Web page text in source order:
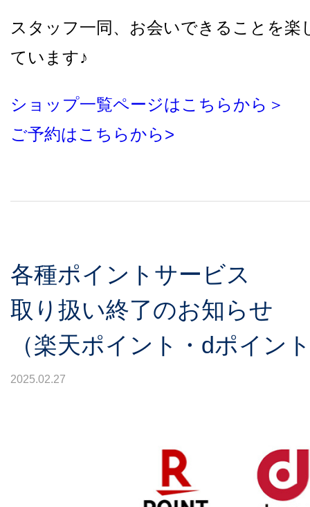
スタッフ一同、お会いできることを楽
ています♪
ショップ一覧ページはこちらから＞
ご予約はこちらから>
各種ポイントサービス
取り扱い終了のお知らせ
（楽天ポイント・dポイン
2025.02.27